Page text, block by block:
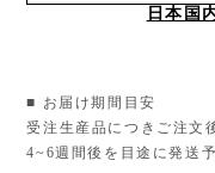
日本国
■ お届け期間目安
受注生産品につきご注文
4~6週間後を目途に発送